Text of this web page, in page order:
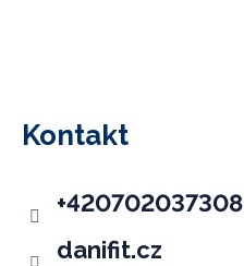
Kontakt
danifit.cz
+420702037308